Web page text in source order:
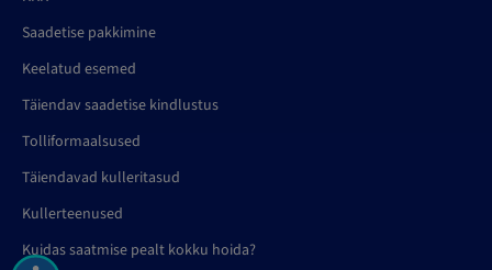
Saadetise pakkimine
Keelatud esemed
Täiendav saadetise kindlustus
Tolliformaalsused
Täiendavad kulleritasud
Kullerteenused
Kuidas saatmise pealt kokku hoida?